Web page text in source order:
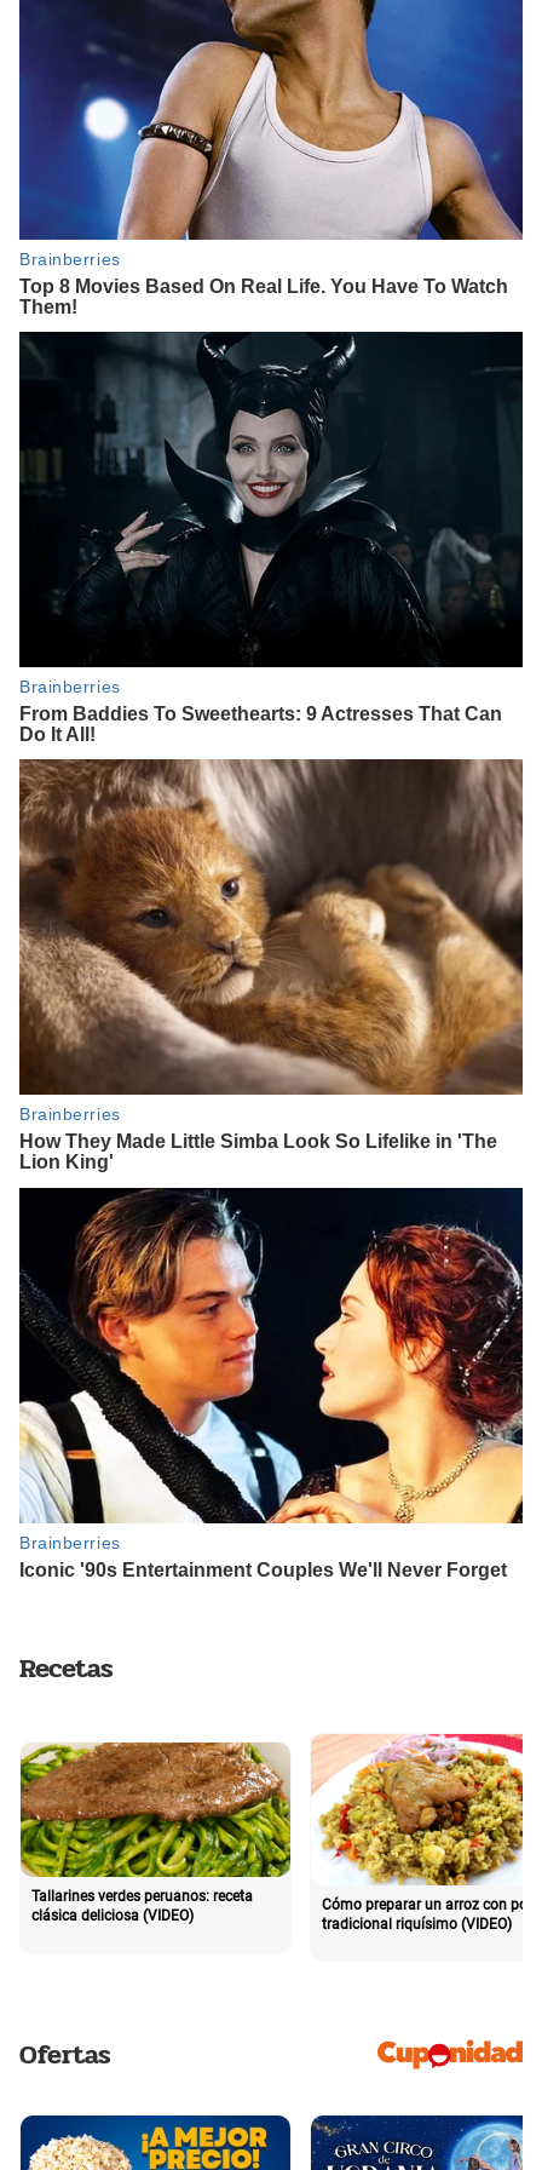
Recetas
Tallarines verdes peruanos: receta
clásica deliciosa (VIDEO)
Cómo preparar un arroz con pollo
tradicional riquísimo (VIDEO)
Ofertas